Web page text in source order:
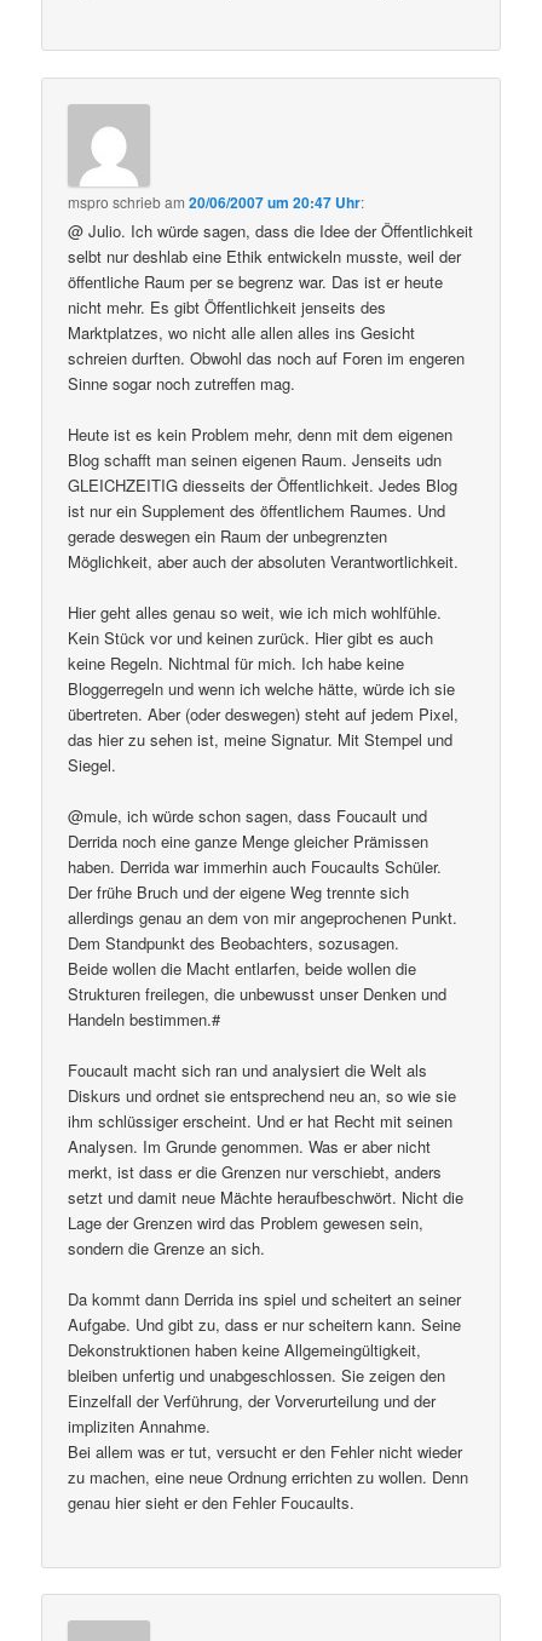
mspro schriebam20/06/2007 um 20:47 Uhr:
@ Julio. Ich würde sagen, dass die Idee der Öffentlichkeit
selbt nur deshlab eine Ethik entwickeln musste, weil der
öffentliche Raum per se begrenz war. Das ist er heute
nicht mehr. Es gibt Öffentlichkeit jenseits des
Marktplatzes, wo nicht alle allen alles ins Gesicht
schreien durften. Obwohl das noch auf Foren im engeren
Sinne sogar noch zutreffen mag.
Heute ist es kein Problem mehr, denn mit dem eigenen
Blog schafft man seinen eigenen Raum. Jenseits udn
GLEICHZEITIG diesseits der Öffentlichkeit. Jedes Blog
ist nur ein Supplement des öffentlichem Raumes. Und
gerade deswegen ein Raum der unbegrenzten
Möglichkeit, aber auch der absoluten Verantwortlichkeit.
Hier geht alles genau so weit, wie ich mich wohlfühle.
Kein Stück vor und keinen zurück. Hier gibt es auch
keine Regeln. Nichtmal für mich. Ich habe keine
Bloggerregeln und wenn ich welche hätte, würde ich sie
übertreten. Aber (oder deswegen) steht auf jedem Pixel,
das hier zu sehen ist, meine Signatur. Mit Stempel und
Siegel.
@mule, ich würde schon sagen, dass Foucault und
Derrida noch eine ganze Menge gleicher Prämissen
haben. Derrida war immerhin auch Foucaults Schüler.
Der frühe Bruch und der eigene Weg trennte sich
allerdings genau an dem von mir angeprochenen Punkt.
Dem Standpunkt des Beobachters, sozusagen.
Beide wollen die Macht entlarfen, beide wollen die
Strukturen freilegen, die unbewusst unser Denken und
Handeln bestimmen.#
Foucault macht sich ran und analysiert die Welt als
Diskurs und ordnet sie entsprechend neu an, so wie sie
ihm schlüssiger erscheint. Und er hat Recht mit seinen
Analysen. Im Grunde genommen. Was er aber nicht
merkt, ist dass er die Grenzen nur verschiebt, anders
setzt und damit neue Mächte heraufbeschwört. Nicht die
Lage der Grenzen wird das Problem gewesen sein,
sondern die Grenze an sich.
Da kommt dann Derrida ins spiel und scheitert an seiner
Aufgabe. Und gibt zu, dass er nur scheitern kann. Seine
Dekonstruktionen haben keine Allgemeingültigkeit,
bleiben unfertig und unabgeschlossen. Sie zeigen den
Einzelfall der Verführung, der Vorverurteilung und der
impliziten Annahme.
Bei allem was er tut, versucht er den Fehler nicht wieder
zu machen, eine neue Ordnung errichten zu wollen. Denn
genau hier sieht er den Fehler Foucaults.